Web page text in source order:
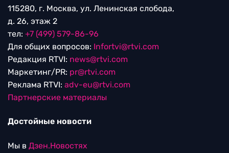
115280, г. Москва, ул. Ленинская слобода,
д. 26, этаж 2
тел: +7 (499) 579-86-96
Для общих вопросов: Infortvi@rtvi.com
Редакция RTVI: news@rtvi.com
Маркетинг/PR: pr@rtvi.com
Реклама RTVI: adv-eu@rtvi.com
Партнерские материалы
Достойные новости
Мы в Дзен.Новостях